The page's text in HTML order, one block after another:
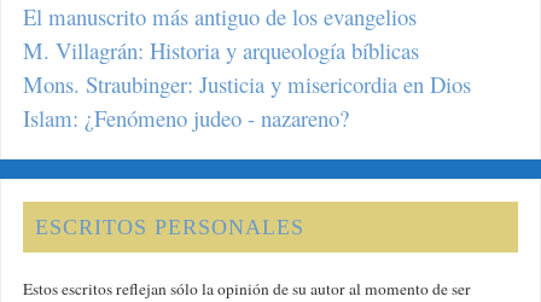
El manuscrito más antiguo de los evangelios
M. Villagrán: Historia y arqueología bíblicas
Mons. Straubinger: Justicia y misericordia en Dios
Islam: ¿Fenómeno judeo - nazareno?
ESCRITOS PERSONALES
Estos escritos reflejan sólo la opinión de su autor al momento de ser